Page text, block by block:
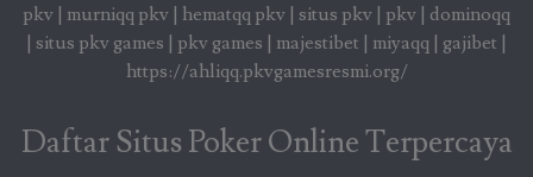
pkv | murniqq pkv | hematqq pkv | situs pkv | pkv | dominoqq
| situs pkv games | pkv games | majestibet | miyaqq | gajibet |
https://ahliqq.pkvgamesresmi.org/
Daftar Situs Poker Online Terpercaya